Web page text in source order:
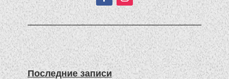
Последние записи